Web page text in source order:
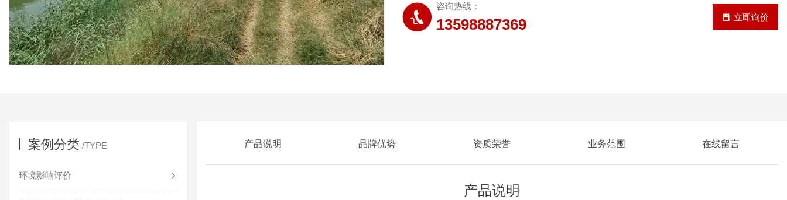
咨询热线：
13598887369 立即询价
案例分类 /TYPE
环境影响评价
产品说明 品牌优势 资质荣誉 业务范围 在线留言
产品说明